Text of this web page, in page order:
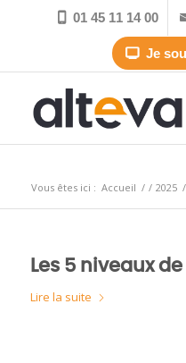
 01 45 11 14 00
Je
Vous êtes ici : Accueil / / 2025 /
Les 5 niveaux
Lire la suite